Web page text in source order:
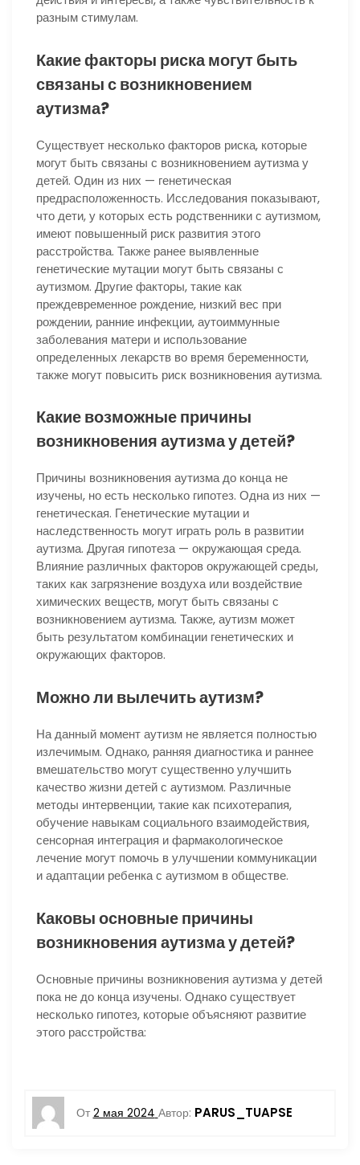
разным стимулам.
Какие факторы риска могут быть
связаны с возникновением
аутизма?
Существует несколько факторов риска, которые
могут быть связаны с возникновением аутизма у
детей. Один из них — генетическая
предрасположенность. Исследования показывают,
что дети, у которых есть родственники с аутизмом,
имеют повышенный риск развития этого
расстройства. Также ранее выявленные
генетические мутации могут быть связаны с
аутизмом. Другие факторы, такие как
преждевременное рождение, низкий вес при
рождении, ранние инфекции, аутоиммунные
заболевания матери и использование
определенных лекарств во время беременности,
также могут повысить риск возникновения аутизма.
Какие возможные причины
возникновения аутизма у детей?
Причины возникновения аутизма до конца не
изучены, но есть несколько гипотез. Одна из них —
генетическая. Генетические мутации и
наследственность могут играть роль в развитии
аутизма. Другая гипотеза — окружающая среда.
Влияние различных факторов окружающей среды,
таких как загрязнение воздуха или воздействие
химических веществ, могут быть связаны с
возникновением аутизма. Также, аутизм может
быть результатом комбинации генетических и
окружающих факторов.
Можно ли вылечить аутизм?
На данный момент аутизм не является полностью
излечимым. Однако, ранняя диагностика и раннее
вмешательство могут существенно улучшить
качество жизни детей с аутизмом. Различные
методы интервенции, такие как психотерапия,
обучение навыкам социального взаимодействия,
сенсорная интеграция и фармакологическое
лечение могут помочь в улучшении коммуникации
и адаптации ребенка с аутизмом в обществе.
Каковы основные причины
возникновения аутизма у детей?
Основные причины возникновения аутизма у детей
пока не до конца изучены. Однако существует
несколько гипотез, которые объясняют развитие
этого расстройства:
От 2 мая 2024 Автор: PARUS_TUAPSE